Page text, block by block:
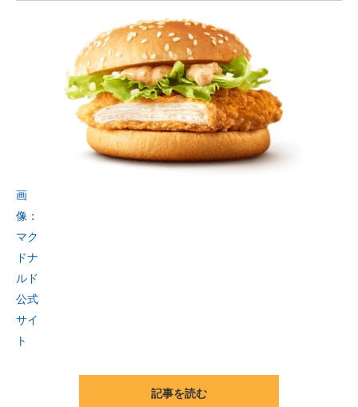
画
像：
マク
ドナ
ルド
公式
サイ
ト
記事を読む